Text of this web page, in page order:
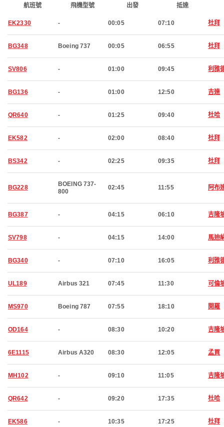
航班號 飛機型號 出發 抵達
EK2330 - 00:05 07:10 杜拜
BG348 Boeing 737 00:05 06:55 杜拜
SV806 - 01:00 09:45 利雅
BG136 - 01:00 12:50 吉達
QR640 - 01:25 09:40 杜哈
EK582 - 02:00 08:40 杜拜
BS342 - 02:25 09:35 杜拜
BG228
BOEING 737-
800
02:45 11:55 阿布
BG387 - 04:15 06:10 吉隆
SV798 - 04:15 14:00 馬迪
BG340 - 07:10 16:05 利雅
UL189 Airbus 321 07:45 11:30 可倫
MS970 Boeing 787 07:55 18:10 開羅
OD164 - 08:30 10:20 吉隆
6E1115 Airbus A320 08:30 12:05 孟買
MH102 - 09:10 11:05 吉隆
QR642 - 09:20 17:35 杜哈
EK586 - 10:35 17:25 杜拜